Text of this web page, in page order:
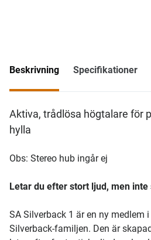
Beskrivning Specifikationer
Aktiva, trådlösa högtalare för
hylla
Obs: Stereo hub ingår ej
Letar du efter stort ljud, men
SA Silverback 1 är en ny medlem
Silverback-familjen. Den är